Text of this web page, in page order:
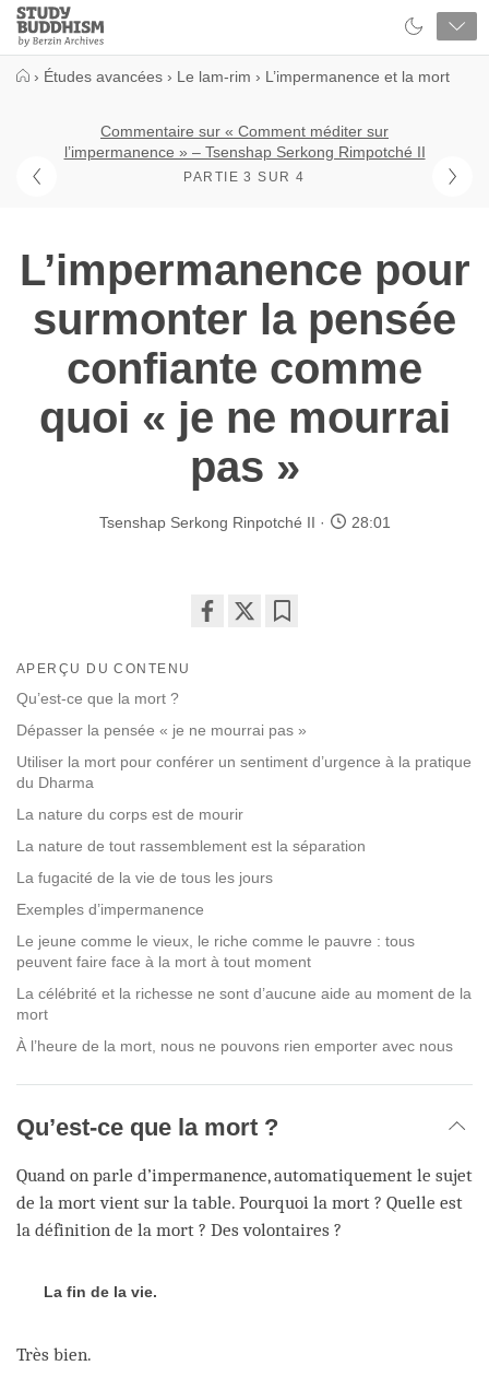
Close
Study
Buddhism
Home
› Études avancées › Le lam-rim › L’impermanence et la mort
Commentaire sur « Comment méditer sur
l’impermanence » – Tsenshap Serkong Rimpotché II
PARTIE 3 SUR 4
L’impermanence pour
surmonter la pensée
confiante comme
quoi « je ne mourrai
pas »
Tsenshap Serkong Rinpotché II 28:01
APERÇU DU CONTENU
Qu’est-ce que la mort ?
Dépasser la pensée « je ne mourrai pas »
Utiliser la mort pour conférer un sentiment d’urgence à la pratique
du Dharma
La nature du corps est de mourir
La nature de tout rassemblement est la séparation
La fugacité de la vie de tous les jours
Exemples d’impermanence
Le jeune comme le vieux, le riche comme le pauvre : tous
peuvent faire face à la mort à tout moment
La célébrité et la richesse ne sont d’aucune aide au moment de la
mort
À l’heure de la mort, nous ne pouvons rien emporter avec nous
Qu’est-ce que la mort ?
Quand on parle d’impermanence, automatiquement le sujet
de la mort vient sur la table. Pourquoi la mort ? Quelle est
la définition de la mort ? Des volontaires ?
La fin de la vie.
Très bien.